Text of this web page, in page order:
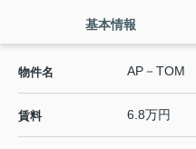
基本情報
物件名 AP－TOM
賃料 6.8万円